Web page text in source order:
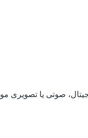
صوتی یا تصویری